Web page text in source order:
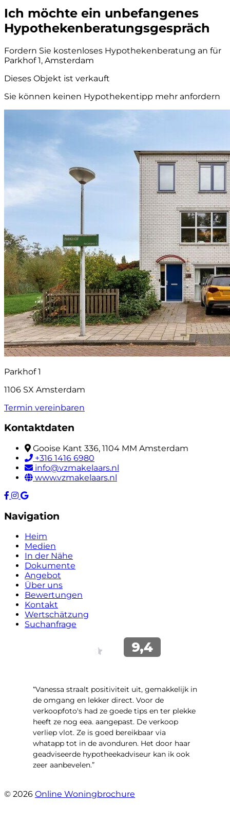
Ich möchte ein unbefangenes
Hypothekenberatungsgespräch
Fordern Sie kostenloses Hypothekenberatung an für
Parkhof 1, Amsterdam
Dieses Objekt ist verkauft
Sie können keinen Hypothekentipp mehr anfordern
Parkhof 1
1106 SX Amsterdam
Termin vereinbaren
Kontaktdaten
Gooise Kant 336, 1104 MM Amsterdam
+316 1416 6980
info@vzmakelaars.nl
www.vzmakelaars.nl
Navigation
Heim
Medien
In der Nähe
Dokumente
Angebot
Über uns
Bewertungen
Kontakt
Wertschätzung
Suchanfrage
“Vanessa straalt positiviteit uit, gemakkelijk in
de omgang en lekker direct. Voor de
verkoopfoto's had ze goede tips en ter plekke
heeft ze nog eea. aangepast. De verkoop
verliep vlot. Ze is goed bereikbaar via
whatapp tot in de avonduren. Het door haar
geadviseerde hypotheekadviseur kan ik ook
zeer aanbevelen.”
© 2026 Online Woningbrochure